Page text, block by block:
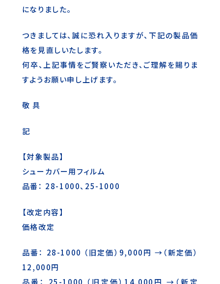
になりました。
つきましては、誠に恐れ入りますが、下記の製品価
格を見直しいたします。
何卒、上記事情をご賢察いただき、ご理解を賜りま
すようお願い申し上げます。
敬 具
記
【対象製品】
シューカバー用フィルム
品番： 28-1000、25-1000
【改定内容】
価格改定
品番： 28-1000 （旧定価）9,000円 →（新定価）
12,000円
品番： 25-1000 （旧定価）14,000円 →（新定